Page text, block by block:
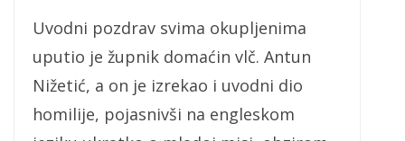
Uvodni pozdrav svima okupljenima
uputio je župnik domaćin vlč. Antun
Nižetić, a on je izrekao i uvodni dio
homilije, pojasnivši na engleskom